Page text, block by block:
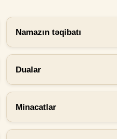
Namazın təqibatı
Dualar
Minacatlar